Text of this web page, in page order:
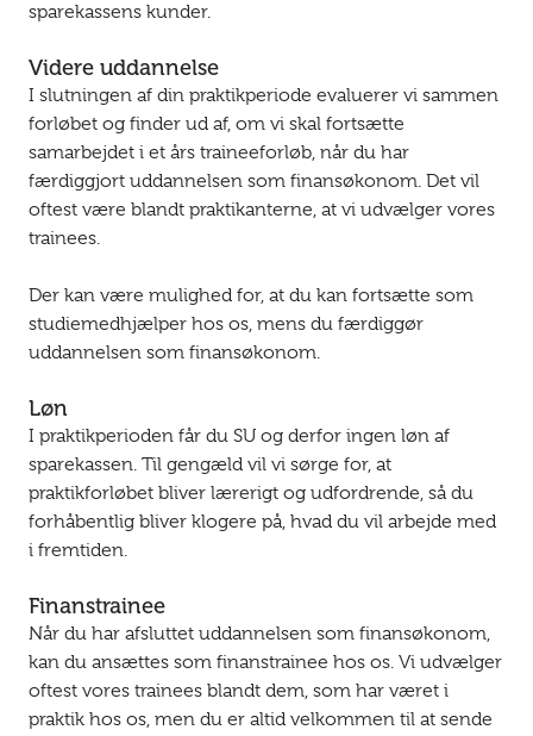
sparekassens kunder.
Videre uddannelse
I slutningen af din praktikperiode evaluerer vi sammen
forløbet og finder ud af, om vi skal fortsætte
samarbejdet i et års traineeforløb, når du har
færdiggjort uddannelsen som finansøkonom. Det vil
oftest være blandt praktikanterne, at vi udvælger vores
trainees.
Der kan være mulighed for, at du kan fortsætte som
studiemedhjælper hos os, mens du færdiggør
uddannelsen som finansøkonom.
Løn
I praktikperioden får du SU og derfor ingen løn af
sparekassen. Til gengæld vil vi sørge for, at
praktikforløbet bliver lærerigt og udfordrende, så du
forhåbentlig bliver klogere på, hvad du vil arbejde med
i fremtiden.
Finanstrainee
Når du har afsluttet uddannelsen som finansøkonom,
kan du ansættes som finanstrainee hos os. Vi udvælger
oftest vores trainees blandt dem, som har været i
praktik hos os, men du er altid velkommen til at sende